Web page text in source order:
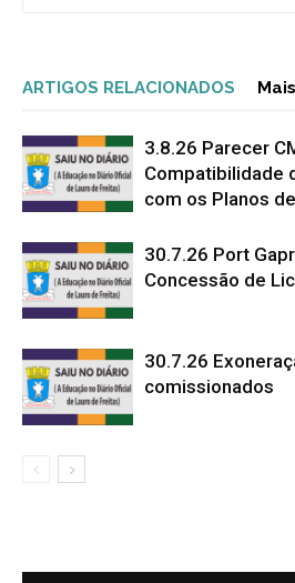
ARTIGOS RELACIONADOS
3.8.26 Parecer
Compatibilidade
com os Planos
30.7.26 Port
Concessão de
30.7.26
comissionados